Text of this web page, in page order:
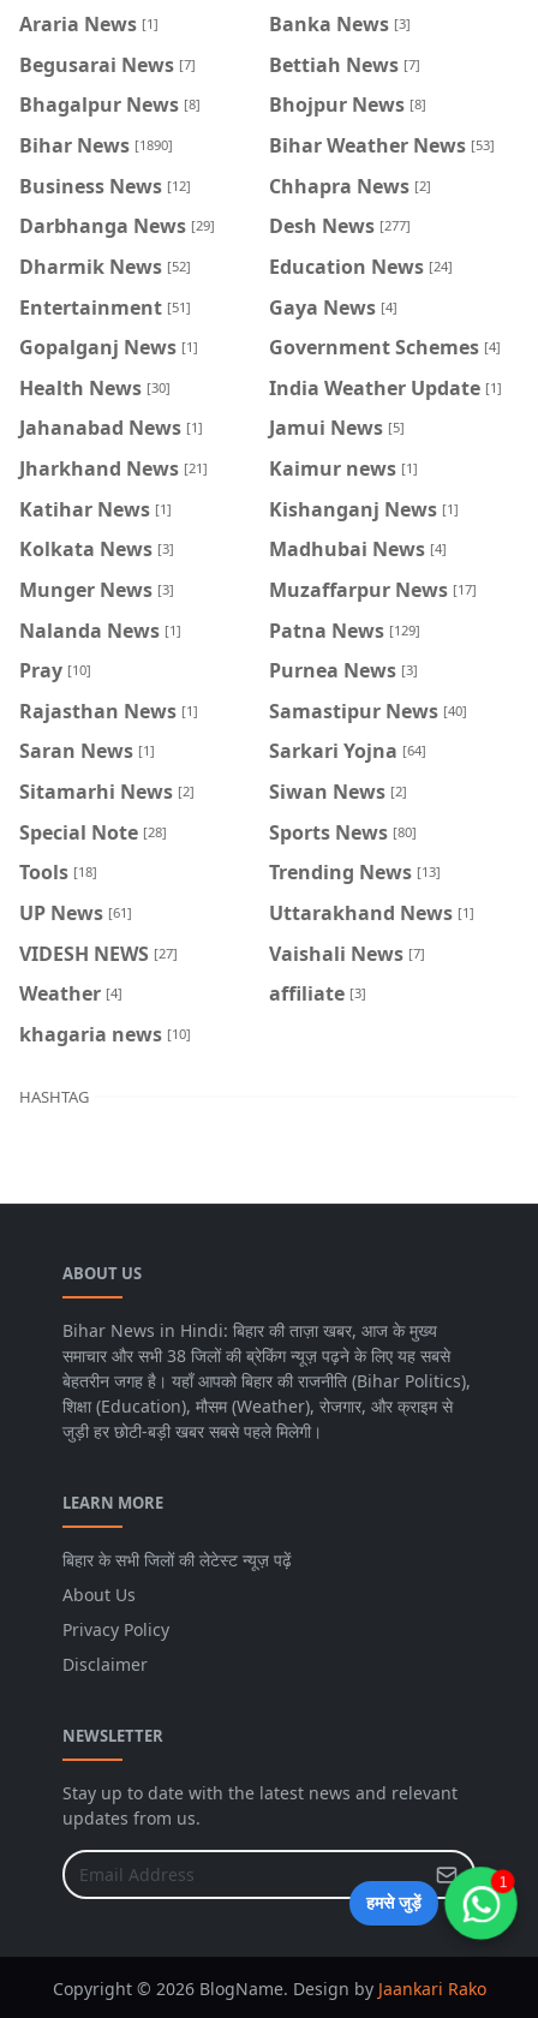
Araria News [1] Banka News [3]
Begusarai News [7] Bettiah News [7]
Bhagalpur News [8] Bhojpur News [8]
Bihar News [1890] Bihar Weather News [53]
Business News [12] Chhapra News [2]
Darbhanga News [29] Desh News [277]
Dharmik News [52] Education News [24]
Entertainment [51] Gaya News [4]
Gopalganj News [1] Government Schemes [4]
Health News [30] India Weather Update [1]
Jahanabad News [1] Jamui News [5]
Jharkhand News [21] Kaimur news [1]
Katihar News [1] Kishanganj News [1]
Kolkata News [3] Madhubai News [4]
Munger News [3] Muzaffarpur News [17]
Nalanda News [1] Patna News [129]
Pray [10] Purnea News [3]
Rajasthan News [1] Samastipur News [40]
Saran News [1] Sarkari Yojna [64]
Sitamarhi News [2] Siwan News [2]
Special Note [28] Sports News [80]
Tools [18] Trending News [13]
UP News [61] Uttarakhand News [1]
VIDESH NEWS [27] Vaishali News [7]
Weather [4] affiliate [3]
khagaria news [10]
HASHTAG
ABOUT US
Bihar News in Hindi: बिहार की ताज़ा खबर, आज के मुख्य
समाचार और सभी 38 जिलों की ब्रेकिंग न्यूज़ पढ़ने के लिए यह सबसे
बेहतरीन जगह है। यहाँ आपको बिहार की राजनीति (Bihar Politics),
शिक्षा (Education), मौसम (Weather), रोजगार, और क्राइम से
जुड़ी हर छोटी-बड़ी खबर सबसे पहले मिलेगी।
LEARN MORE
बिहार के सभी जिलों की लेटेस्ट न्यूज़ पढ़ें
About Us
Privacy Policy
Disclaimer
NEWSLETTER
Stay up to date with the latest news and relevant
updates from us.
Copyright © 2026 BlogName. Design by Jaankari Rako
हमसे जुड़ें
1